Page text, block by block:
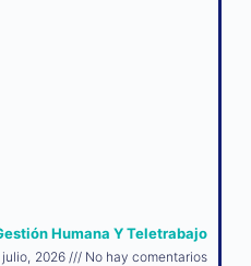
Humana Y Teletrabajo
julio, 2026 No hay comentarios